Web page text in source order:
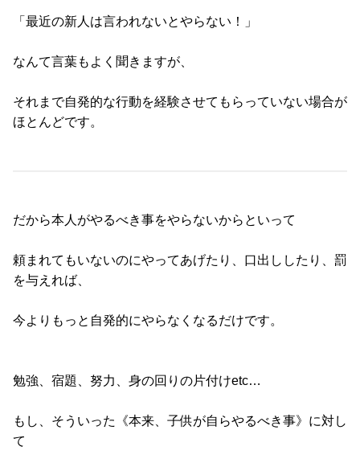
「最近の新人は言われないとやらない！」
なんて言葉もよく聞きますが、
それまで自発的な行動を経験させてもらっていない場合が
ほとんどです。
だから本人がやるべき事をやらないからといって
頼まれてもいないのにやってあげたり、口出ししたり、罰
を与えれば、
今よりもっと自発的にやらなくなるだけです。
勉強、宿題、努力、身の回りの片付けetc…
もし、そういった《本来、子供が自らやるべき事》に対し
て